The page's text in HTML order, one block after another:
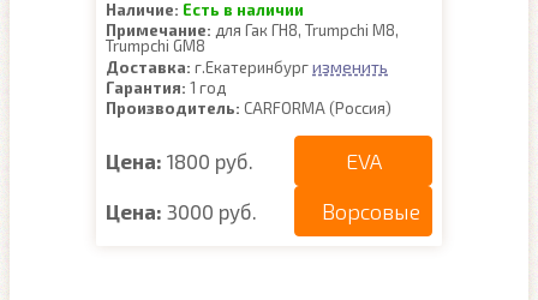
Наличие: Есть в наличии
Примечание: для Гак ГН8, Trumpchi M8,
Trumpchi GM8
Доставка: г.Екатеринбургизменить
Гарантия: 1 год
Производитель: CARFORMA (Россия)
Цена: 1800 руб. EVA
Цена: 3000 руб. Ворсовые